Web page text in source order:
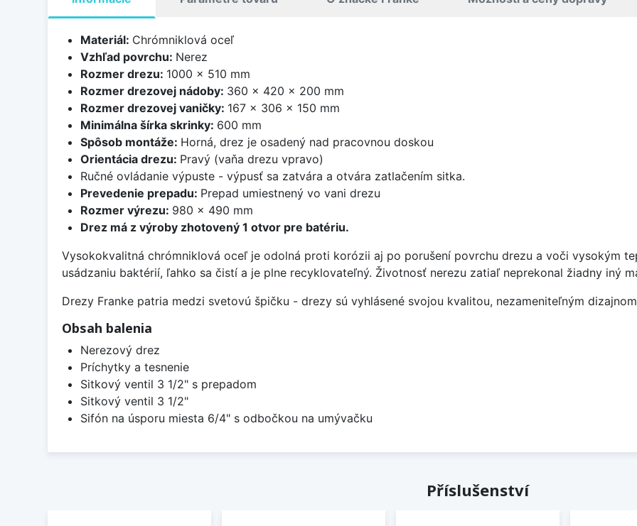
Materiál: Chrómniklová oceľ
Vzhľad povrchu: Nerez
Rozmer drezu: 1000 x 510 mm
Rozmer drezovej nádoby: 360 x 420 x 200 mm
Rozmer drezovej vaničky: 167 x 306 x 150 mm
Minimálna šírka skrinky: 600 mm
Spôsob montáže: Horná, drez je osadený nad pracovnou doskou
Orientácia drezu: Pravý (vaňa drezu vpravo)
Ručné ovládanie výpuste - výpusť sa zatvára a otvára zatlačením sitka.
Prevedenie prepadu: Prepad umiestnený vo vani drezu
Rozmer výrezu: 980 x 490 mm
Drez má z výroby zhotovený 1 otvor pre batériu.
Vysokokvalitná chrómniklová oceľ je odolná proti korózii aj po porušení povrchu drezu a voči vysokým
usádzaniu baktérií, ľahko sa čistí a je plne recyklovateľný. Životnosť nerezu zatiaľ neprekonal žiadny iný
Drezy Franke patria medzi svetovú špičku - drezy sú vyhlásené svojou kvalitou, nezameniteľným
Obsah balenia
Nerezový drez
Príchytky a tesnenie
Sitkový ventil 3 1/2" s prepadom
Sitkový ventil 3 1/2"
Sifón na úsporu miesta 6/4" s odbočkou na umývačku
Příslušenství